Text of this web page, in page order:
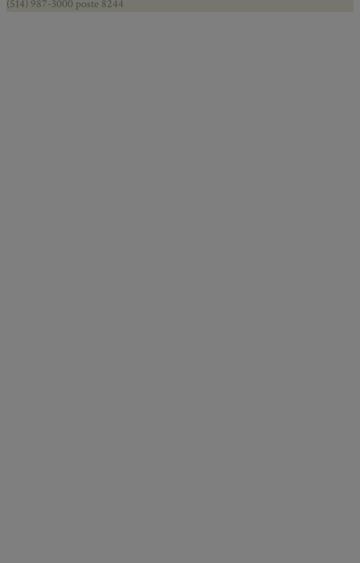
(514) 987-3000 poste 8244